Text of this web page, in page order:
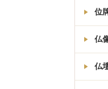
位
仏
仏